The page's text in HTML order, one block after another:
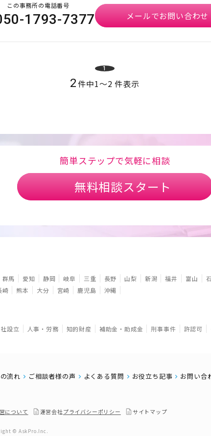
この事務所の電話番号
1793-7377 メールでお問い合わせ
1
2件中1〜2 件表示
簡単ステップで気軽に相談
無料相談スタート
群馬 愛知 静岡 岐阜 三重 長野 山梨 新潟 福井 富山
崎 熊本 大分 宮崎 鹿児島 沖縄
設立 人事・労務 知的財産 補助金・助成金 刑事事件 許認可
流れ ご相談者様の声 よくある質問 お役立ち記事 お問い合
について 運営会社プライバシーポリシー サイトマップ
© AskPro.Inc.